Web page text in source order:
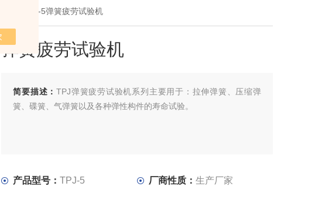
> TPJ-5弹簧疲劳试验机
弹簧疲劳试验机
简要描述：TPJ弹簧疲劳试验机系列主要用于：拉伸弹簧、压缩弹
簧、碟簧、气弹簧以及各种弹性构件的寿命试验。
产品型号：TPJ-5 厂商性质：生产厂家